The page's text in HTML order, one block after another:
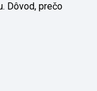
Dôvod, prečo